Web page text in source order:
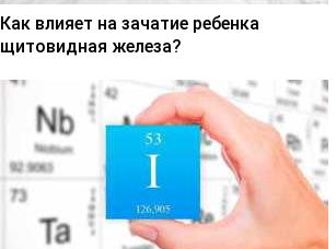
Как влияет на зачатие ребенка
щитовидная железа?